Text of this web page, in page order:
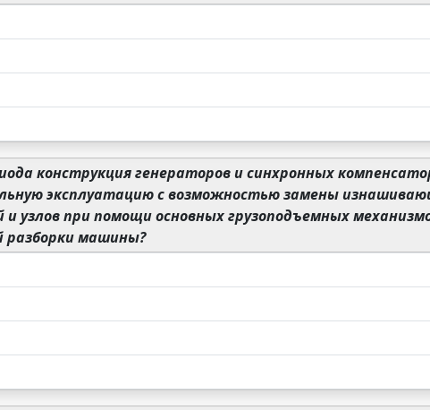
конструкция генераторов и синхронных
эксплуатацию с возможностью замены
узлов при помощи основных грузоподъемных
разборки машины?